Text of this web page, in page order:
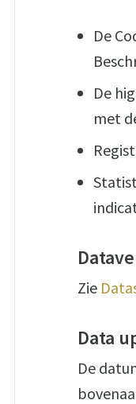
De
De
met
Zie
Data
De